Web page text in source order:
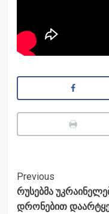
Post
Navigation
Previous
რუსებმა
დრონებით